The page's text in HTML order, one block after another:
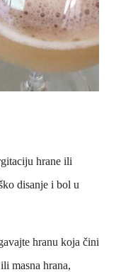
hrane ili
disanje i bol u
hranu koja čini
masna hrana,